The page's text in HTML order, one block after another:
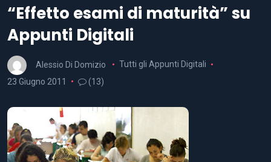
“Effetto esami di maturità” su
Appunti Digitali
Alessio Di Domizio
Tutti gli Appunti Digitali
23 Giugno 2011
(13)